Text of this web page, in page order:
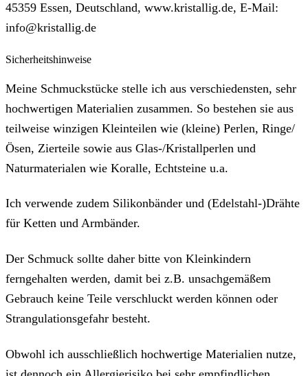
45359 Essen, Deutschland, www.kristallig.de, E-Mail:
info@kristallig.de
Sicherheitshinweise
Meine Schmuckstücke stelle ich aus verschiedensten, sehr
hochwertigen Materialien zusammen. So bestehen sie aus
teilweise winzigen Kleinteilen wie (kleine) Perlen, Ringe/
Ösen, Zierteile sowie aus Glas-/Kristallperlen und
Naturmaterialen wie Koralle, Echtsteine u.a.
Ich verwende zudem Silikonbänder und (Edelstahl-)Drähte
für Ketten und Armbänder.
Der Schmuck sollte daher bitte von Kleinkindern
ferngehalten werden, damit bei z.B. unsachgemäßem
Gebrauch keine Teile verschluckt werden können oder
Strangulationsgefahr besteht.
Obwohl ich ausschließlich hochwertige Materialien nutze,